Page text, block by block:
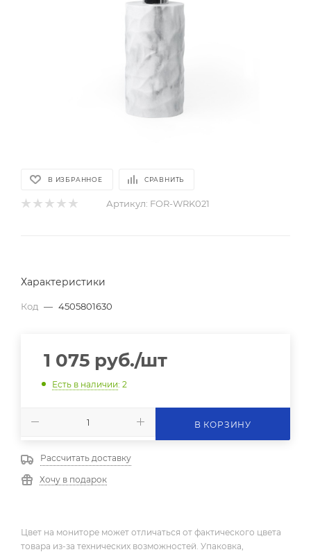
В ИЗБРАННОЕ СРАВНИТЬ
Артикул: FOR-WRK021
Характеристики
Код — 4505801630
1 075 руб./шт
Есть в наличии: 2
В КОРЗИНУ
Рассчитать доставку
Хочу в подарок
Цвет на мониторе может отличаться от фактического цвета
товара из-за технических возможностей. Упаковка,